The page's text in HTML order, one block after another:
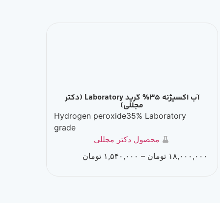
آب اکسیژنه 35% گرید Laboratory (دکتر
مجللی)
Hydrogen peroxide35% Laboratory
grade
محصول دکتر مجللی
۱۸,۰۰۰,۰۰۰ تومان – ۱,۵۴۰,۰۰۰ تومان